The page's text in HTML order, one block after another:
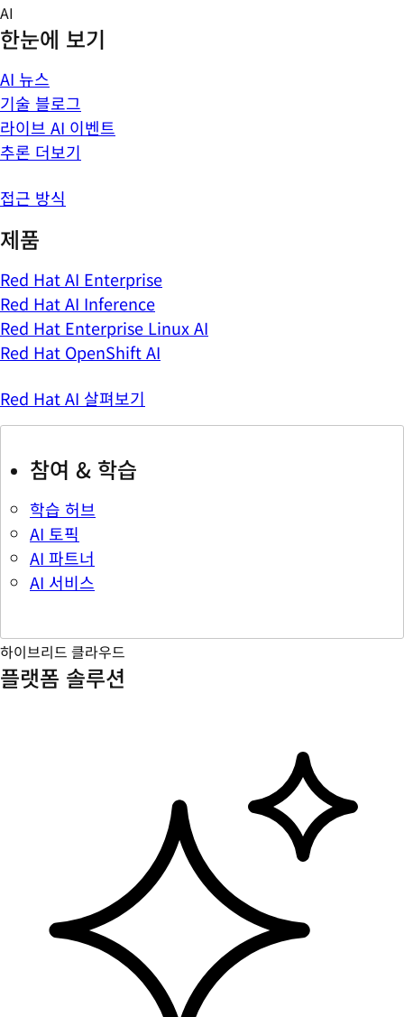
Skip
to
content
AI
한눈에 보기
AI 뉴스
기술 블로그
라이브 AI 이벤트
추론 더보기
접근 방식
제품
Red Hat AI Enterprise
Red Hat AI Inference
Red Hat Enterprise Linux AI
Red Hat OpenShift AI
Red Hat AI 살펴보기
참여 & 학습
학습 허브
AI 토픽
AI 파트너
AI 서비스
하이브리드 클라우드
플랫폼 솔루션